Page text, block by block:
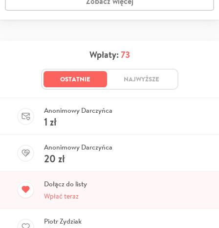
Wpłaty: 73
OSTATNIE NAJWYŻSZE
Anonimowy Darczyńca
1 zł
Anonimowy Darczyńca
20 zł
Dołącz do listy
Wpłać teraz
Piotr Zydziak